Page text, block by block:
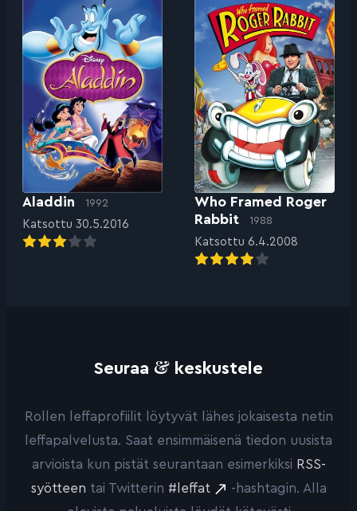
Aladdin 1992
Katsottu 30.5.2016
Who Framed Roger
Rabbit
1988
Katsottu 6.4.2008
Seuraa & keskustele
Rollen leffaprofiilit löytyvät lähes jokaisesta netin
leffapalvelusta. Saat ensimmäisenä tiedon uusista
arvioista kun pistät seurantaan esimerkiksi RSS-
syötteen tai Twitterin #leffat
-hashtagin. Alla